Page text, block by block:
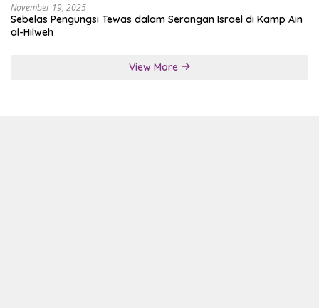
November 19, 2025
Sebelas Pengungsi Tewas dalam Serangan Israel di Kamp Ain
al-Hilweh
View More